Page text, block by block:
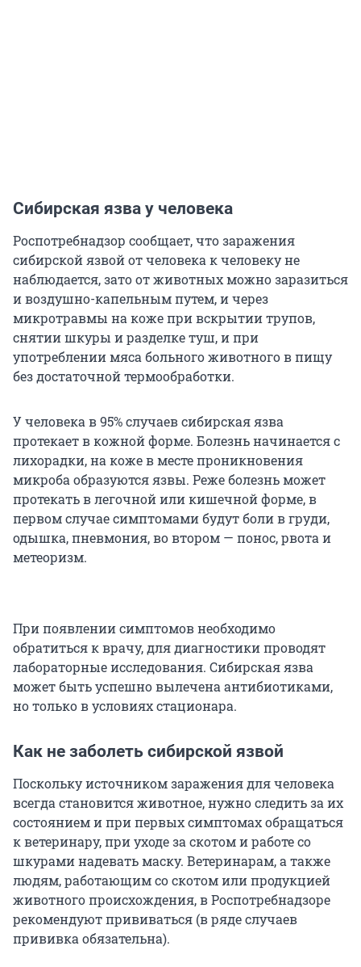
Сибирская язва у человека
Роспотребнадзор сообщает, что заражения
сибирской язвой от человека к человеку не
наблюдается, зато от животных можно заразиться
и воздушно-капельным путем, и через
микротравмы на коже при вскрытии трупов,
снятии шкуры и разделке туш, и при
употреблении мяса больного животного в пищу
без достаточной термообработки.
У человека в 95% случаев сибирская язва
протекает в кожной форме. Болезнь начинается с
лихорадки, на коже в месте проникновения
микроба образуются язвы. Реже болезнь может
протекать в легочной или кишечной форме, в
первом случае симптомами будут боли в груди,
одышка, пневмония, во втором — понос, рвота и
метеоризм.
При появлении симптомов необходимо
обратиться к врачу, для диагностики проводят
лабораторные исследования. Сибирская язва
может быть успешно вылечена антибиотиками,
но только в условиях стационара.
Как не заболеть сибирской язвой
Поскольку источником заражения для человека
всегда становится животное, нужно следить за их
состоянием и при первых симптомах обращаться
к ветеринару, при уходе за скотом и работе со
шкурами надевать маску. Ветеринарам, а также
людям, работающим со скотом или продукцией
животного происхождения, в Роспотребнадзоре
рекомендуют прививаться (в ряде случаев
прививка обязательна).